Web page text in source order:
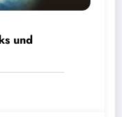
und